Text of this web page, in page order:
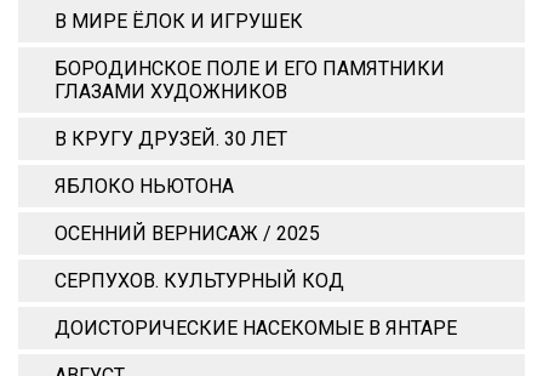
В МИРЕ ЁЛОК И ИГРУШЕК
БОРОДИНСКОЕ ПОЛЕ И ЕГО ПАМЯТНИКИ
ГЛАЗАМИ ХУДОЖНИКОВ
В КРУГУ ДРУЗЕЙ. 30 ЛЕТ
ЯБЛОКО НЬЮТОНА
ОСЕННИЙ ВЕРНИСАЖ / 2025
СЕРПУХОВ. КУЛЬТУРНЫЙ КОД
ДОИСТОРИЧЕСКИЕ НАСЕКОМЫЕ В ЯНТАРЕ